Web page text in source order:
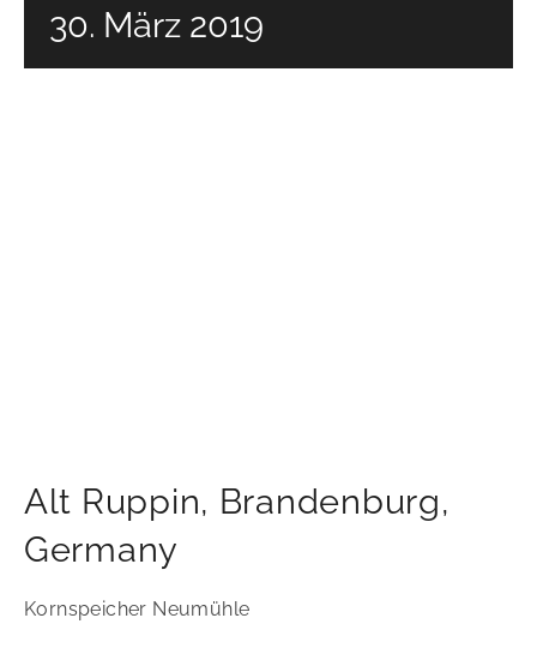
30. März 2019
Alt Ruppin, Brandenburg,
Germany
Kornspeicher Neumühle